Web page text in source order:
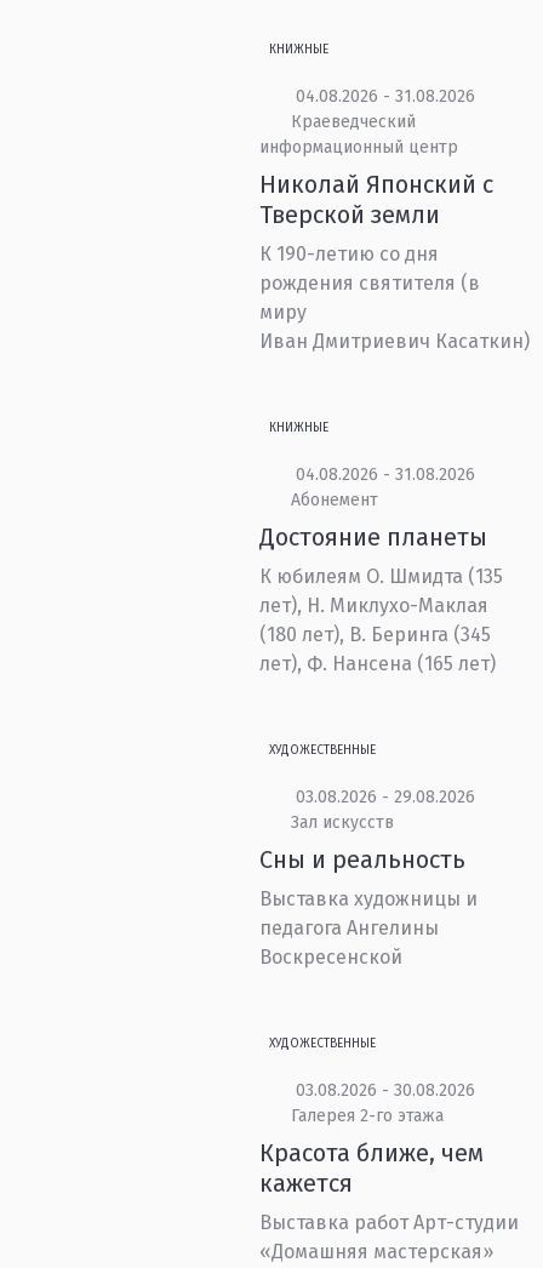
КНИЖНЫЕ
04.08.2026 - 31.08.2026
Краеведческий
информационный центр
Николай Японский с
Тверской земли
К 190-летию со дня
рождения святителя (в
миру
Иван Дмитриевич Касаткин)
КНИЖНЫЕ
04.08.2026 - 31.08.2026
Абонемент
Достояние планеты
К юбилеям О. Шмидта (135
лет), Н. Миклухо-Маклая
(180 лет), В. Беринга (345
лет), Ф. Нансена (165 лет)
ХУДОЖЕСТВЕННЫЕ
03.08.2026 - 29.08.2026
Зал искусств
Сны и реальность
Выставка художницы и
педагога Ангелины
Воскресенской
ХУДОЖЕСТВЕННЫЕ
03.08.2026 - 30.08.2026
Галерея 2-го этажа
Красота ближе, чем
кажется
Выставка работ Арт-студии
«Домашняя мастерская»